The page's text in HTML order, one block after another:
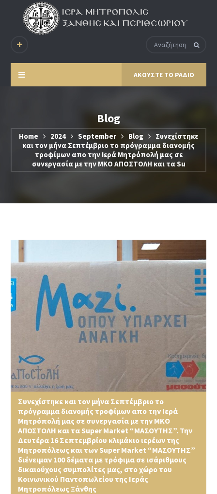
ΑΚΟΥΣΤΕ ΤΟ ΡΑΔΙΟ
Blog
Home 2024 September Blog
Συνεχίστηκε
και τον μήνα Σεπτέμβριο το πρόγραμμα διανομής
τροφίμων απο την Ιερά Μητρόπολή μας σε
συνεργασία με την ΜΚΟ ΑΠΟΣΤΟΛΗ και τα Su
Συνεχίστηκε και τον μήνα Σεπτέμβριο το
πρόγραμμα διανομής τροφίμων απο την Ιερά
Μητρόπολή μας σε συνεργασία με την ΜΚΟ
ΑΠΟΣΤΟΛΗ και τα Super Market “ΜΑΣΟΥΤΗΣ”. Την
Δευτέρα 16 Σεπτεμβρίου κλιμάκιο ιερέων της
Μητροπόλεως και των Super Market “ΜΑΣΟΥΤΗΣ”
διένειμαν 100 δέματα με τρόφιμα σε ισάριθμους
δικαιούχους συμπολίτες μας, στο χώρο του
Κοινωνικού Παντοπωλείου της Ιεράς
Μητροπόλεως Ξάνθης